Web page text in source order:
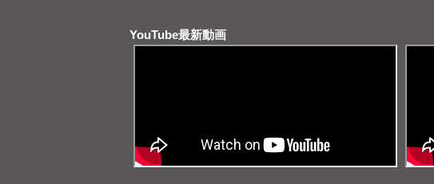
YouTube最新動画